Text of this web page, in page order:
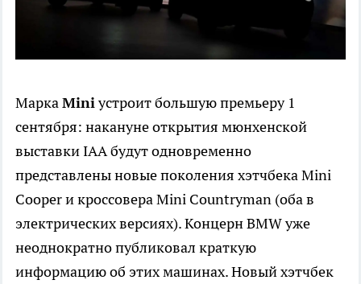
МаркаMiniустроит большую премьеру 1
сентября: накануне открытия мюнхенской
выставки IAA будут одновременно
представлены новые поколения хэтчбека Mini
Cooper и кроссовера Mini Countryman (оба в
электрических версиях). Концерн BMW уже
неоднократно публиковал краткую
информацию об этих машинах. Новый хэтчбек